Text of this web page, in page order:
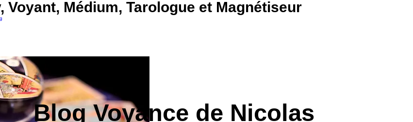
Voyant, Médium, Tarologue et Magnétiseur
Blog Voyance de Nicolas